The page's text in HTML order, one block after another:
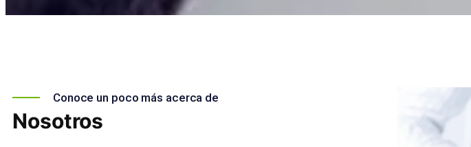
Conoce un poco más acerca de
Nosotros